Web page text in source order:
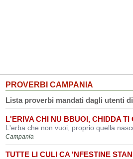
PROVERBI CAMPANIA
Lista proverbi mandati dagli utenti
L'ERIVA CHI NU BBUOI, CHIDDA TI
L'erba che non vuoi, proprio quella
Campania
TUTTE LI CULI CA 'NFESTINE